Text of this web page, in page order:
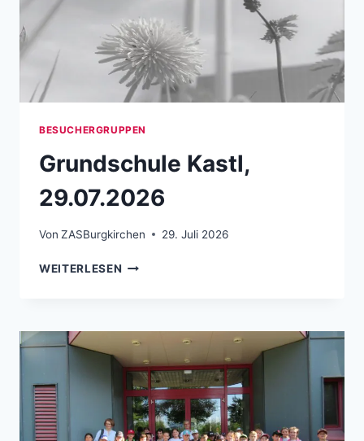
BESUCHERGRUPPEN
Grundschule Kastl,
29.07.2026
Von ZASBurgkirchen 29. Juli 2026
WEITERLESEN GRUNDSCHULE KASTL, 29.07.2026